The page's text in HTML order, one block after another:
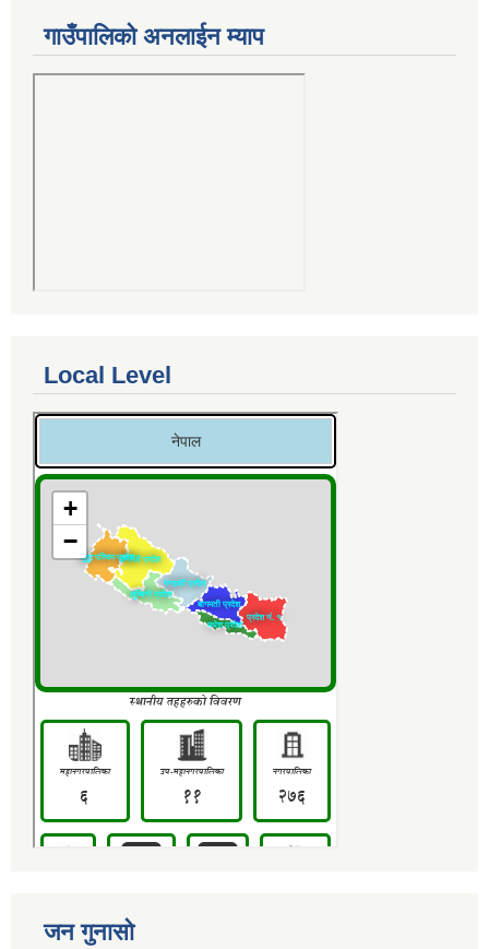
गाउँपालिको अनलाईन म्याप
Local Level
जन गुनासो